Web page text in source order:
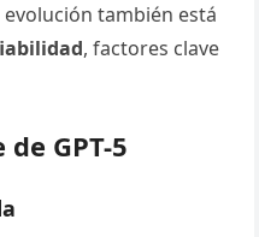
también está
, factores clave
GPT-5